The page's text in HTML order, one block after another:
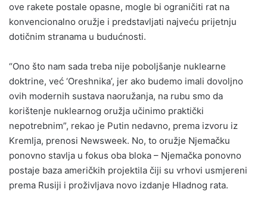
ove rakete postale opasne, mogle bi ograničiti rat na
konvencionalno oružje i predstavljati najveću prijetnju
dotičnim stranama u budućnosti.
“Ono što nam sada treba nije poboljšanje nuklearne
doktrine, već ‘Oreshnika’, jer ako budemo imali dovoljno
ovih modernih sustava naoružanja, na rubu smo da
korištenje nuklearnog oružja učinimo praktički
nepotrebnim”, rekao je Putin nedavno, prema izvoru iz
Kremlja, prenosi Newsweek. No, to oružje Njemačku
ponovno stavlja u fokus oba bloka – Njemačka ponovno
postaje baza američkih projektila čiji su vrhovi usmjereni
prema Rusiji i proživljava novo izdanje Hladnog rata.